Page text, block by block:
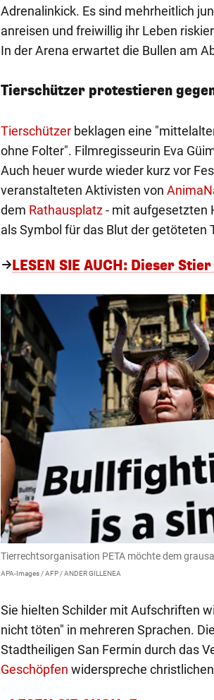
Adrenalinkick. Es sind mehrheitlich
anreisen und freiwillig ihr Leben
In der Arena erwartet die Bullen am
Tierschützer protestieren
Tierschützerbeklagen eine
ohne Folter". Filmregisseurin Eva
Auch heuer wurde wieder kurz vor
veranstalteten Aktivisten von
dem Rathausplatz- mit aufgesetzten
als Symbol für das Blut der getöteten
LESEN SIE AUCH: Dieser
Tierrechtsorganisation PETA möchte dem
APA-Images / AFP / ANDER GILLENEA
Sie hielten Schilder mit Aufschriften
nicht töten" in mehreren Sprachen.
Stadtheiligen San Fermin durch das
Geschöpfen widerspreche